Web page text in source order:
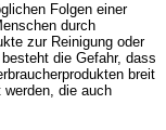
Folgen einer
durch
zur Reinigung oder
die Gefahr, dass
breit
die auch